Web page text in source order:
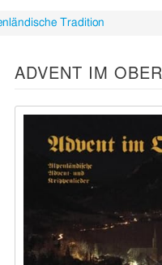
Tradition
ADVENT IM